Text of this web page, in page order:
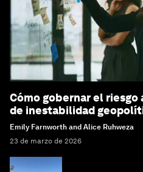
Cómo gobernar el
de inestabilidad
Emily Farnworth and Alice Ruhweza
23 de marzo de 2026